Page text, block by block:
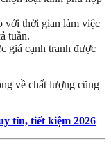
với thời gian làm việc
tuần.
giá cạnh tranh được
về chất lượng cũng
tín, tiết kiệm 2026